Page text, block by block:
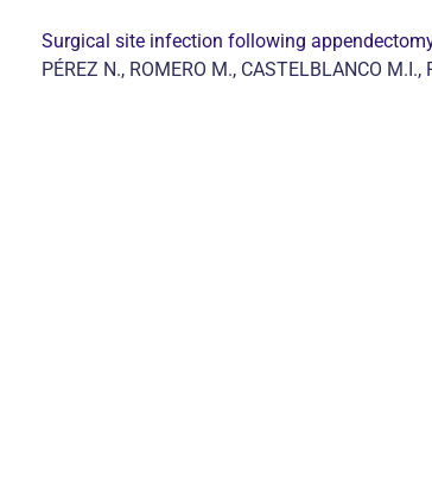
Surgical site infection following
PÉREZ N., ROMERO M., CASTELBLANCO M.I.,